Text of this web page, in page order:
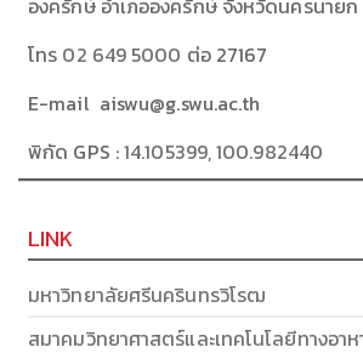
โทร 02 649 5000 ต่อ 27167
E-mail aiswu@g.swu.ac.th
พิกัด GPS :14.105399, 100.982440
LINK
มหาวิทยาลัยศรีนครินทรวิโรฒ
สมาคมวิทยาศาสตร์และเทคโนโลยีทางอาห